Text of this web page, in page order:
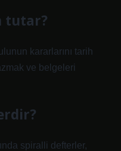
tutar?
kararlarını tarih
ve belgeleri
spiralli defterler,